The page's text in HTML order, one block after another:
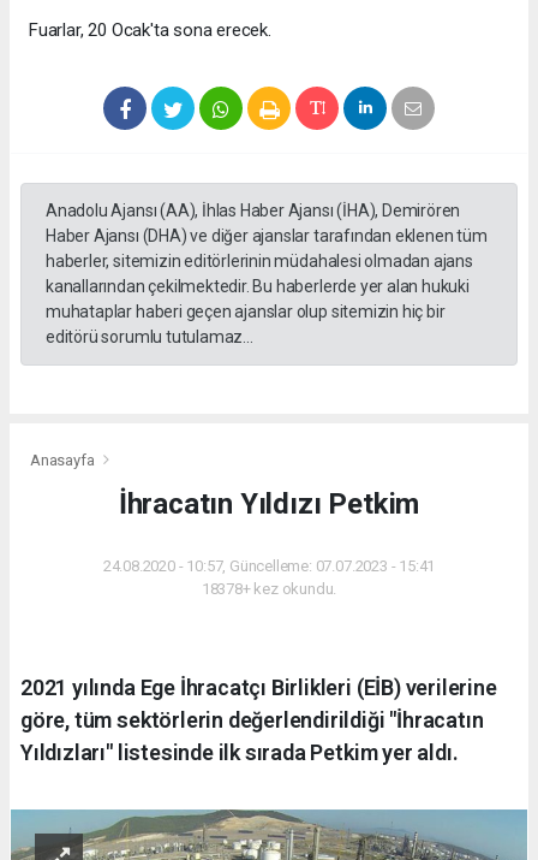
Fuarlar, 20 Ocak'ta sona erecek.
Anadolu Ajansı (AA), İhlas Haber Ajansı (İHA), Demirören
Haber Ajansı (DHA) ve diğer ajanslar tarafından eklenen tüm
haberler, sitemizin editörlerinin müdahalesi olmadan ajans
kanallarından çekilmektedir. Bu haberlerde yer alan hukuki
muhataplar haberi geçen ajanslar olup sitemizin hiç bir
editörü sorumlu tutulamaz...
Anasayfa
İhracatın Yıldızı Petkim
24.08.2020 - 10:57, Güncelleme: 07.07.2023 - 15:41
18378+ kez okundu.
2021 yılında Ege İhracatçı Birlikleri (EİB) verilerine
göre, tüm sektörlerin değerlendirildiği "İhracatın
Yıldızları" listesinde ilk sırada Petkim yer aldı.